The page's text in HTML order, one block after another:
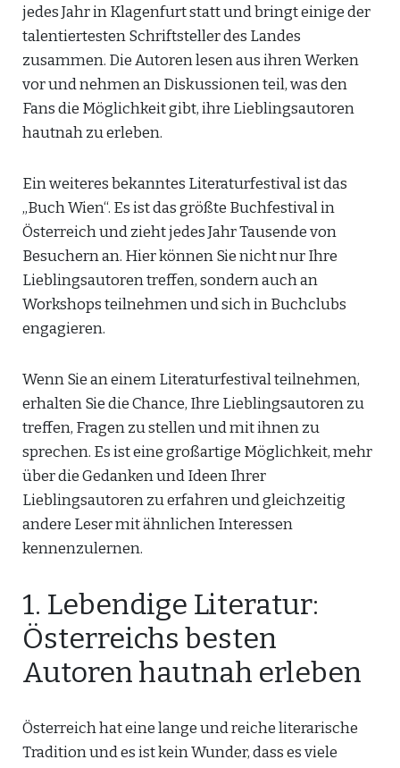
jedes Jahr in Klagenfurt statt und bringt einige der
talentiertesten Schriftsteller des Landes
zusammen. Die Autoren lesen aus ihren Werken
vor und nehmen an Diskussionen teil, was den
Fans die Möglichkeit gibt, ihre Lieblingsautoren
hautnah zu erleben.
Ein weiteres bekanntes Literaturfestival ist das
„Buch Wien“. Es ist das größte Buchfestival in
Österreich und zieht jedes Jahr Tausende von
Besuchern an. Hier können Sie nicht nur Ihre
Lieblingsautoren treffen, sondern auch an
Workshops teilnehmen und sich in Buchclubs
engagieren.
Wenn Sie an einem Literaturfestival teilnehmen,
erhalten Sie die Chance, Ihre Lieblingsautoren zu
treffen, Fragen zu stellen und mit ihnen zu
sprechen. Es ist eine großartige Möglichkeit, mehr
über die Gedanken und Ideen Ihrer
Lieblingsautoren zu erfahren und gleichzeitig
andere Leser mit ähnlichen Interessen
kennenzulernen.
1. Lebendige Literatur:
Österreichs besten
Autoren hautnah erleben
Österreich hat eine lange und reiche literarische
Tradition und es ist kein Wunder, dass es viele